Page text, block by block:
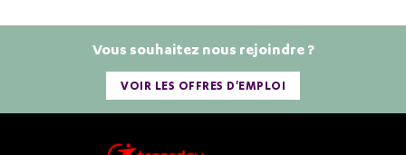
Vous souhaitez nous rejoindre ?
VOIR LES OFFRES D'EMPLOI